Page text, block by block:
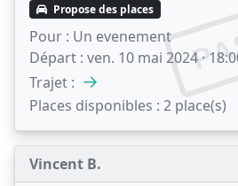
Propose des places
Pour : Un evenement
Départ : ven. 10 mai 2024 ·
Trajet : →
Places disponibles : 2 place(s)
Vincent B.